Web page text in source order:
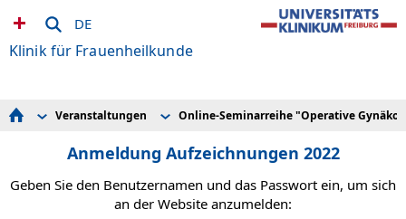
DE
Klinik für Frauenheilkunde
Geburtshilfe & Perinatologie
Endokrinologie & Reproduktionsmedizin
Terminvergabe
Team
Veranstaltungen
Elternschule
Infoabende für werdende Eltern
Online-Seminarreihe "Operative
Anmeldung Aufzeichnungen 2022
Anmeldung Aufzeichnungen 2021
Anmeldung Aufzeichnungen 2022
Geben Sie den Benutzernamen und das Passwort ein, um sich
an der Website anzumelden: